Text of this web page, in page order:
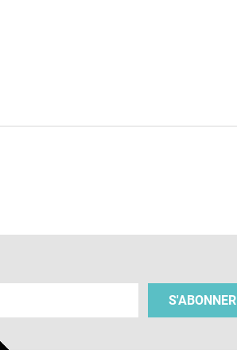
S'ABONNER